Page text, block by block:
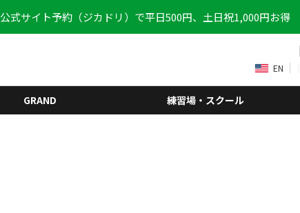
公式サイト予約（ジカドリ）で平日500円、土日祝1,000円お得
EN
GRAND 練習場・スクール